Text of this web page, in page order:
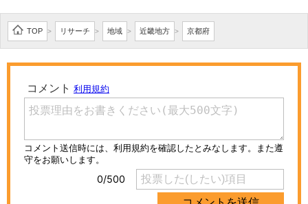
TOP > リサーチ > 地域 > 近畿地方 > 京都府